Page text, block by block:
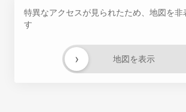
特異なアクセスが見られたため、地図を非
す
地図を表示
›